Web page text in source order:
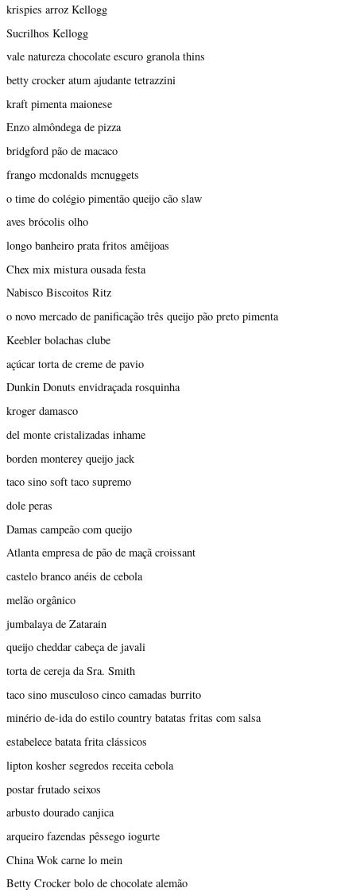
krispies arroz Kellogg
Sucrilhos Kellogg
vale natureza chocolate escuro granola thins
betty crocker atum ajudante tetrazzini
kraft pimenta maionese
Enzo almôndega de pizza
bridgford pão de macaco
frango mcdonalds mcnuggets
o time do colégio pimentão queijo cão slaw
aves brócolis olho
longo banheiro prata fritos amêijoas
Chex mix mistura ousada festa
Nabisco Biscoitos Ritz
o novo mercado de panificação três queijo pão preto pimenta
Keebler bolachas clube
açúcar torta de creme de pavio
Dunkin Donuts envidraçada rosquinha
kroger damasco
del monte cristalizadas inhame
borden monterey queijo jack
taco sino soft taco supremo
dole peras
Damas campeão com queijo
Atlanta empresa de pão de maçã croissant
castelo branco anéis de cebola
melão orgânico
jumbalaya de Zatarain
queijo cheddar cabeça de javali
torta de cereja da Sra. Smith
taco sino musculoso cinco camadas burrito
minério de-ida do estilo country batatas fritas com salsa
estabelece batata frita clássicos
lipton kosher segredos receita cebola
postar frutado seixos
arbusto dourado canjica
arqueiro fazendas pêssego iogurte
China Wok carne lo mein
Betty Crocker bolo de chocolate alemão